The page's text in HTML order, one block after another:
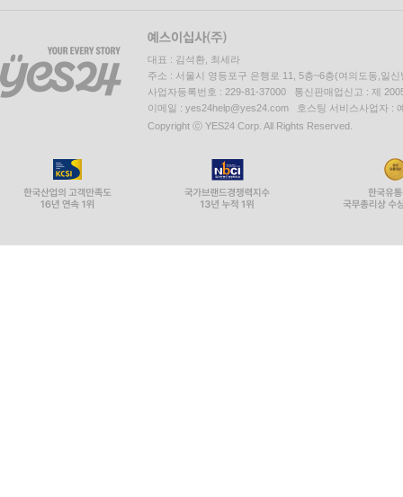
대표 : 김석환, 최세라
주소 : 서울시 영등포구 은행로 11, 5층~6층(여의도동,일신
사업자등록번호 : 229-81-37000 통신판매업신고 : 제
이메일 : yes24help@yes24.com 호스팅 서비스사업자 :
Copyright ⓒ YES24 Corp. All Rights Reserved.